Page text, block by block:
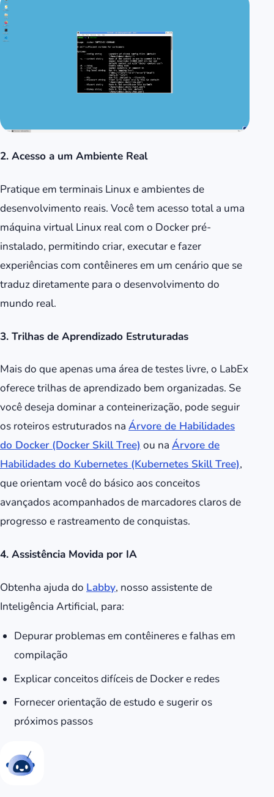
2. Acesso a um Ambiente Real
Pratique em terminais Linux e ambientes de
desenvolvimento reais. Você tem acesso total a uma
máquina virtual Linux real com o Docker pré-
instalado, permitindo criar, executar e fazer
experiências com contêineres em um cenário que se
traduz diretamente para o desenvolvimento do
mundo real.
3. Trilhas de Aprendizado Estruturadas
Mais do que apenas uma área de testes livre, o LabEx
oferece trilhas de aprendizado bem organizadas. Se
você deseja dominar a conteinerização, pode seguir
os roteiros estruturados na Árvore de Habilidades
do Docker (Docker Skill Tree) ou na Árvore de
Habilidades do Kubernetes (Kubernetes Skill Tree),
que orientam você do básico aos conceitos
avançados acompanhados de marcadores claros de
progresso e rastreamento de conquistas.
4. Assistência Movida por IA
Obtenha ajuda do Labby, nosso assistente de
Inteligência Artificial, para:
Depurar problemas em contêineres e falhas em
compilação
Explicar conceitos difíceis de Docker e redes
Fornecer orientação de estudo e sugerir os
próximos passos